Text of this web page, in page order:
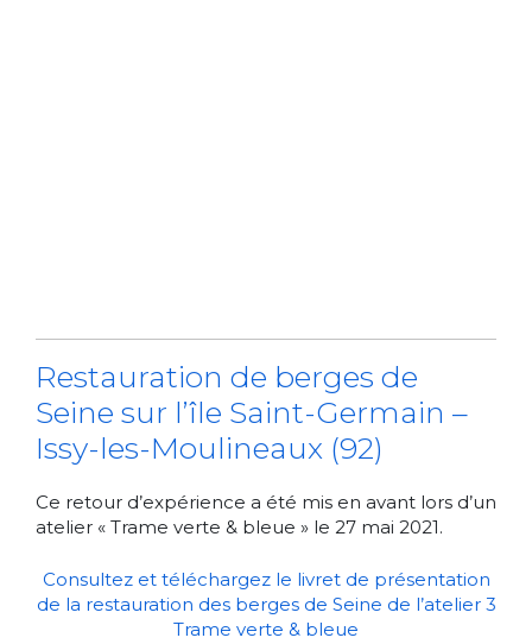
Restauration de berges de
Seine sur l’île Saint-Germain –
Issy-les-Moulineaux (92)
Ce retour d’expérience a été mis en avant lors d’un
atelier « Trame verte & bleue » le 27 mai 2021.
Consultez et téléchargez le livret de présentation
de la restauration des berges de Seine de l’atelier 3
Trame verte & bleue